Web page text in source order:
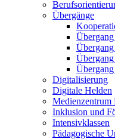
Übergänge
Digitalisierung
Digitale Helden
Inklusion und
Intensivklassen
Pädagogische